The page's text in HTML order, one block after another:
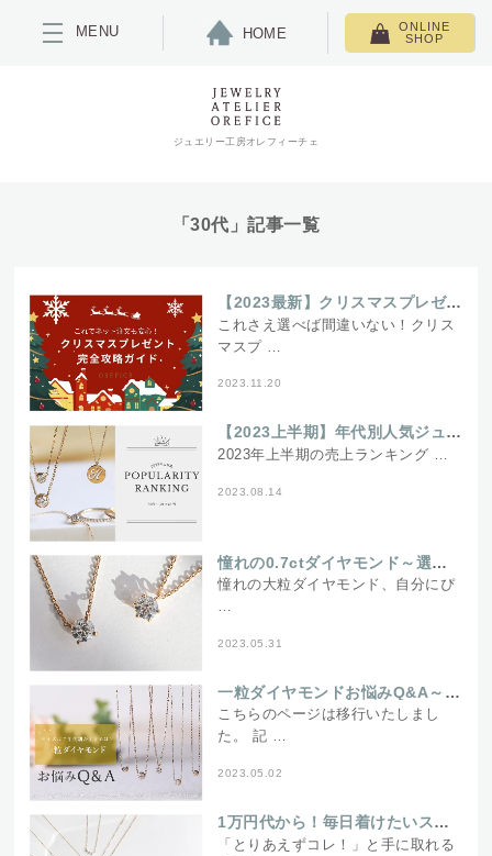
MENU HOME
ONLINE
SHOP
ジュエリー工房オレフィーチェ
「30代」記事一覧
【2023最新】クリスマスプレゼント完全攻略ガイド～これでネット注文も安心！～
これさえ選べば間違いない！クリス
マスプ …
2023.11.20
【2023上半期】年代別人気ジュエリーランキング
2023年上半期の売上ランキング …
2023.08.14
憧れの0.7ctダイヤモンド～選ぶポイントは？～
憧れの大粒ダイヤモンド、自分にぴ
…
2023.05.31
一粒ダイヤモンドお悩みQ&A～サイズは？年代別おすすめは？～
こちらのページは移行いたしまし
た。 記 …
2023.05.02
1万円代から！毎日着けたいスキンジュエリー
「とりあえずコレ！」と手に取れる